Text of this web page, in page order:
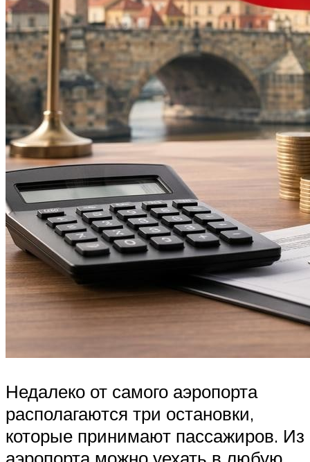
Недалеко от самого аэропорта
располагаются три остановки,
которые принимают пассажиров. Из
аэропорта можно уехать в любую